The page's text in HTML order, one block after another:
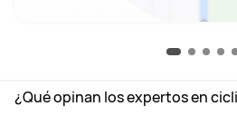
¿Qué opinan los expertos en